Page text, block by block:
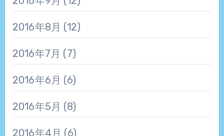
2016年8月 (12)
2016年7月 (7)
2016年6月 (6)
2016年5月 (8)
2016年4月 (6)